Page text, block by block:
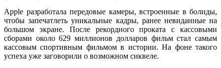
Apple разработала передовые камеры, встроенные в болиды,
чтобы запечатлеть уникальные кадры, ранее невиданные на
большом экране. После рекордного проката с кассовыми
сборами около 629 миллионов долларов фильм стал самым
кассовым спортивным фильмом в истории. На фоне такого
успеха уже заговорили о возможном сиквеле.